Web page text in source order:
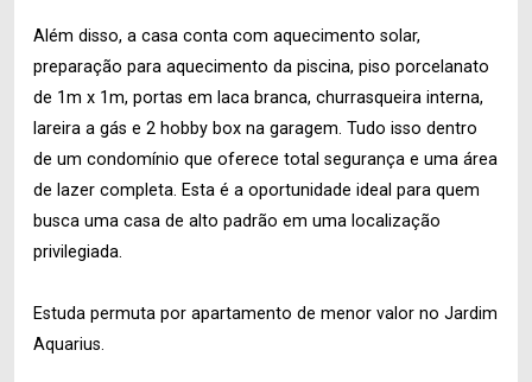
Além disso, a casa conta com aquecimento solar,
preparação para aquecimento da piscina, piso porcelanato
de 1m x 1m, portas em laca branca, churrasqueira interna,
lareira a gás e 2 hobby box na garagem. Tudo isso dentro
de um condomínio que oferece total segurança e uma área
de lazer completa. Esta é a oportunidade ideal para quem
busca uma casa de alto padrão em uma localização
privilegiada.
Estuda permuta por apartamento de menor valor no Jardim
Aquarius.